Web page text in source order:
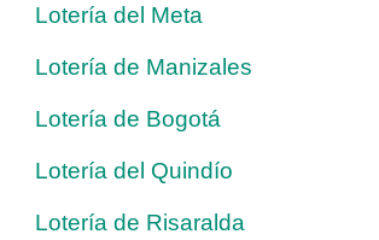
Lotería del Meta
Lotería de Manizales
Lotería de Bogotá
Lotería del Quindío
Lotería de Risaralda